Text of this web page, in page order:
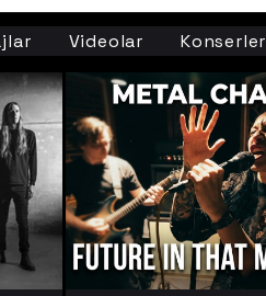
Videolar Konserler